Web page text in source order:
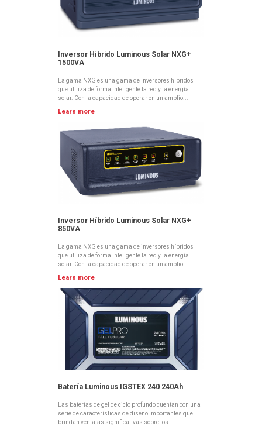
Inversor Híbrido Luminous Solar NXG+
1500VA
La gama NXG es una gama de inversores híbridos
que utiliza de forma inteligente la red y la energía
solar. Con la capacidad de operar en un amplio...
Learn more
Inversor Híbrido Luminous Solar NXG+
850VA
La gama NXG es una gama de inversores híbridos
que utiliza de forma inteligente la red y la energía
solar. Con la capacidad de operar en un amplio...
Learn more
Batería Luminous IGSTEX 240 240Ah
Las baterías de gel de ciclo profundo cuentan con una
serie de características de diseño importantes que
brindan ventajas significativas sobre los...